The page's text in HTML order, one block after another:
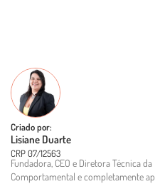
Criado por:
Lisiane Duarte
CRP 07/12563
Fundadora, CEO e Diretora Técnica
Comportamental e completamente